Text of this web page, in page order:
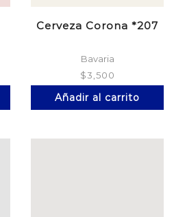
Cerveza Corona *207
Bavaria
$3,500
Añadir al carrito